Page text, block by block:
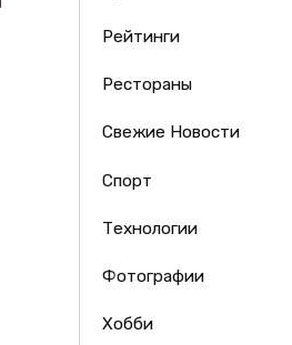
Рейтинги
Рестораны
Свежие Новости
Спорт
Технологии
Фотографии
Хобби